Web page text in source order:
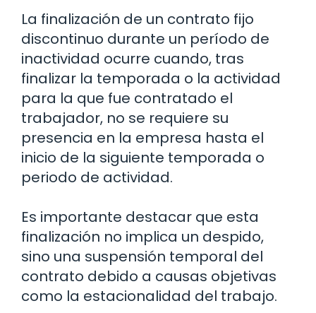
La finalización de un contrato fijo
discontinuo durante un período de
inactividad ocurre cuando, tras
finalizar la temporada o la actividad
para la que fue contratado el
trabajador, no se requiere su
presencia en la empresa hasta el
inicio de la siguiente temporada o
periodo de actividad.
Es importante destacar que esta
finalización no implica un despido,
sino una suspensión temporal del
contrato debido a causas objetivas
como la estacionalidad del trabajo.